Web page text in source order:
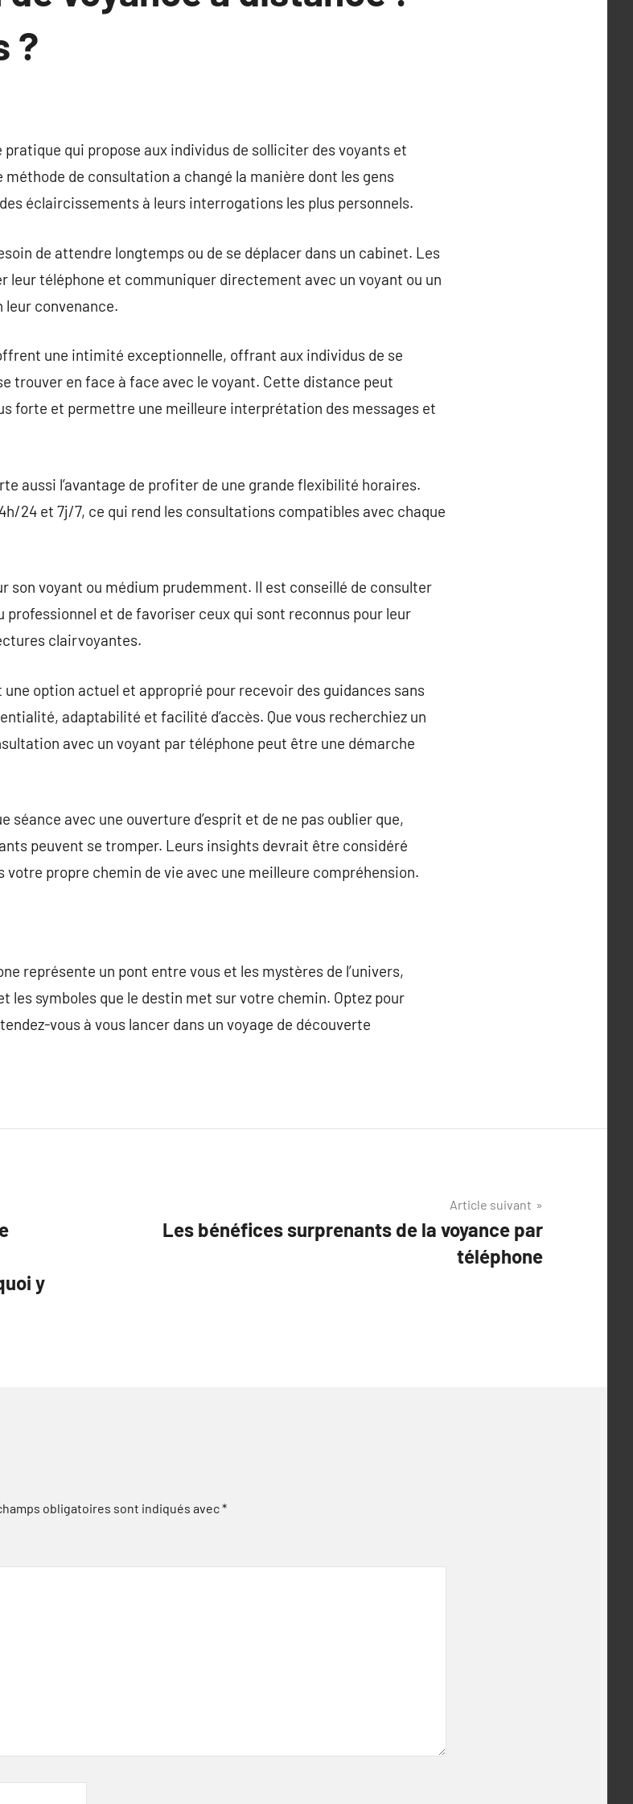
?
qui propose aux individus de solliciter des voyants et
de consultation a changé la manière dont les gens
éclaircissements à leurs interrogations les plus personnels.
de attendre longtemps ou de se déplacer dans un cabinet. Les
leur téléphone et communiquer directement avec un voyant ou un
leur convenance.
une intimité exceptionnelle, offrant aux individus de se
trouver en face à face avec le voyant. Cette distance peut
forte et permettre une meilleure interprétation des messages et
aussi l’avantage de profiter de une grande flexibilité horaires.
24 et 7j/7, ce qui rend les consultations compatibles avec chaque
son voyant ou médium prudemment. Il est conseillé de consulter
et de favoriser ceux qui sont reconnus pour leur
clairvoyantes.
option actuel et approprié pour recevoir des guidances sans
adaptabilité et facilité d’accès. Que vous recherchiez un
avec un voyant par téléphone peut être une démarche
séance avec une ouverture d’esprit et de ne pas oublier que,
peuvent se tromper. Leurs insights devrait être considéré
propre chemin de vie avec une meilleure compréhension.
représente un pont entre vous et les mystères de l’univers,
les symboles que le destin met sur votre chemin. Optez pour
vous à vous lancer dans un voyage de découverte
y
Article suivant
Les bénéfices surprenants de la voyance par
téléphone
obligatoires sont indiqués avec*